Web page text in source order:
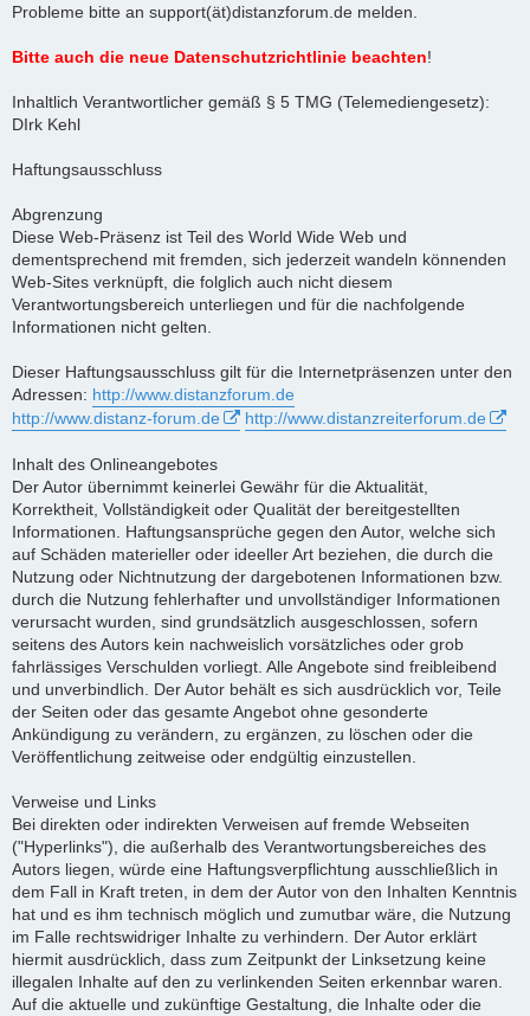
Probleme bitte an support(ät)distanzforum.de melden.
Bitte auch die neue Datenschutzrichtlinie beachten!
Inhaltlich Verantwortlicher gemäß § 5 TMG (Telemediengesetz):
DIrk Kehl
Haftungsausschluss
Abgrenzung
Diese Web-Präsenz ist Teil des World Wide Web und
dementsprechend mit fremden, sich jederzeit wandeln könnenden
Web-Sites verknüpft, die folglich auch nicht diesem
Verantwortungsbereich unterliegen und für die nachfolgende
Informationen nicht gelten.
Dieser Haftungsausschluss gilt für die Internetpräsenzen unter den
Adressen: http://www.distanzforum.de
http://www.distanz-forum.de
http://www.distanzreiterforum.de
Inhalt des Onlineangebotes
Der Autor übernimmt keinerlei Gewähr für die Aktualität,
Korrektheit, Vollständigkeit oder Qualität der bereitgestellten
Informationen. Haftungsansprüche gegen den Autor, welche sich
auf Schäden materieller oder ideeller Art beziehen, die durch die
Nutzung oder Nichtnutzung der dargebotenen Informationen bzw.
durch die Nutzung fehlerhafter und unvollständiger Informationen
verursacht wurden, sind grundsätzlich ausgeschlossen, sofern
seitens des Autors kein nachweislich vorsätzliches oder grob
fahrlässiges Verschulden vorliegt. Alle Angebote sind freibleibend
und unverbindlich. Der Autor behält es sich ausdrücklich vor, Teile
der Seiten oder das gesamte Angebot ohne gesonderte
Ankündigung zu verändern, zu ergänzen, zu löschen oder die
Veröffentlichung zeitweise oder endgültig einzustellen.
Verweise und Links
Bei direkten oder indirekten Verweisen auf fremde Webseiten
("Hyperlinks"), die außerhalb des Verantwortungsbereiches des
Autors liegen, würde eine Haftungsverpflichtung ausschließlich in
dem Fall in Kraft treten, in dem der Autor von den Inhalten Kenntnis
hat und es ihm technisch möglich und zumutbar wäre, die Nutzung
im Falle rechtswidriger Inhalte zu verhindern. Der Autor erklärt
hiermit ausdrücklich, dass zum Zeitpunkt der Linksetzung keine
illegalen Inhalte auf den zu verlinkenden Seiten erkennbar waren.
Auf die aktuelle und zukünftige Gestaltung, die Inhalte oder die